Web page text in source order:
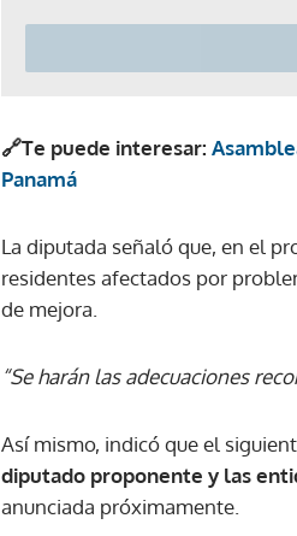
🔗Te puede interesar:
Panamá
La diputada señaló que, en el
residentes afectados por
de mejora.
“Se harán las adecuaciones
Así mismo, indicó que el
diputado proponente y las
anunciada próximamente.